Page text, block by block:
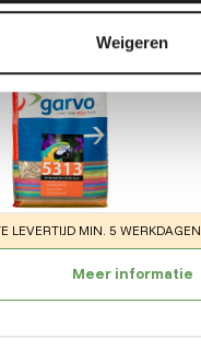
Weigeren
LEVERTIJD MIN. 5 WERKDAGEN
Meer informatie